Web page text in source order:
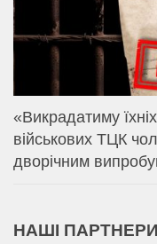
«Викрадатиму
військових ТЦК
дворічним
НАШІ ПАРТНЕРИ